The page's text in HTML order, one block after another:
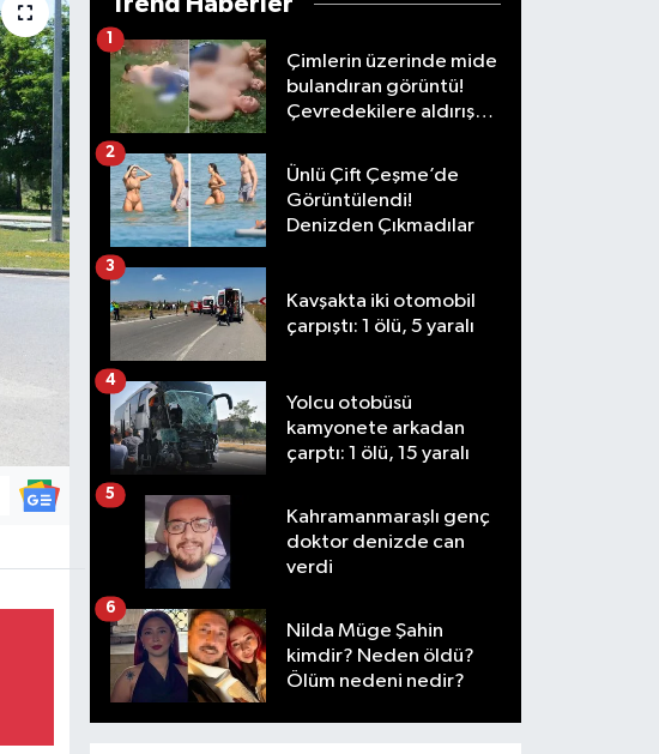
Çimlerin üzerinde mide
bulandıran görüntü!
Çevredekilere aldırış
1
Ünlü Çift Çeşme’de
Görüntülendi!
Denizden Çıkmadılar
2
Kavşakta iki otomobil
çarpıştı: 1 ölü, 5 yaralı
3
Yolcu otobüsü
kamyonete arkadan
çarptı: 1 ölü, 15 yaralı
4
Kahramanmaraşlı genç
doktor denizde can
verdi
5
Nilda Müge Şahin
kimdir? Neden öldü?
Ölüm nedeni nedir?
6